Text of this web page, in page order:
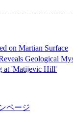
on Martian Surface
Geological
at 'Matijevic Hill'
ページ